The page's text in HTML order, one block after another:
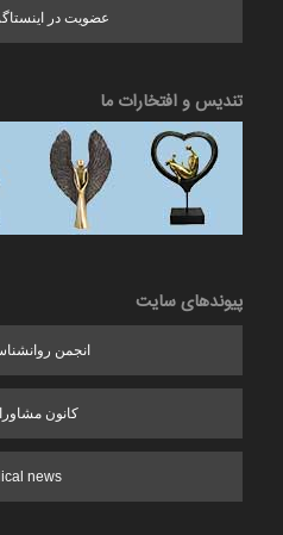
عضویت در
تندیس و افتخارات ما
پیوندهای سایت
انجمن
کانون
news